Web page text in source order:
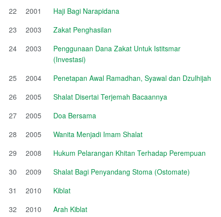
22
2001
Haji Bagi Narapidana
23
2003
Zakat Penghasilan
24
2003
Penggunaan Dana Zakat Untuk Istitsmar
(Investasi)
25
2004
Penetapan Awal Ramadhan, Syawal dan Dzulhijah
26
2005
Shalat Disertai Terjemah Bacaannya
27
2005
Doa Bersama
28
2005
Wanita Menjadi Imam Shalat
29
2008
Hukum Pelarangan Khitan Terhadap Perempuan
30
2009
Shalat Bagi Penyandang Stoma (Ostomate)
31
2010
Kiblat
32
2010 Arah Kiblat